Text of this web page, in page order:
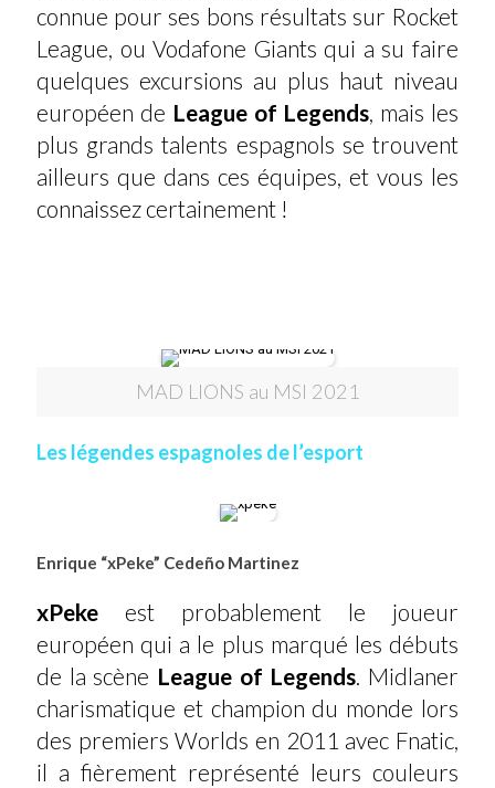
connue pour ses bons résultats sur Rocket
League, ou Vodafone Giants qui a su faire
quelques excursions au plus haut niveau
européen de League of Legends , mais les
plus grands talents espagnols se trouvent
ailleurs que dans ces équipes, et vous les
connaissez certainement !
MAD LIONS au MSI 2021
Les légendes espagnoles de l’esport
Enrique “xPeke” Cedeño Martinez
xPeke est probablement le joueur
européen qui a le plus marqué les débuts
de la scène League of Legends . Midlaner
charismatique et champion du monde lors
des premiers Worlds en 2011 avec Fnatic,
il a fièrement représenté leurs couleurs